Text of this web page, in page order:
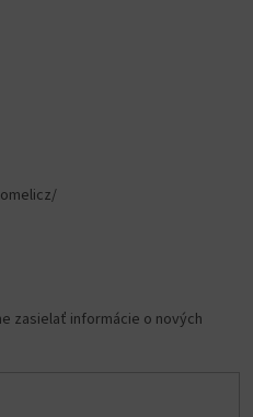
zasielať informácie o nových